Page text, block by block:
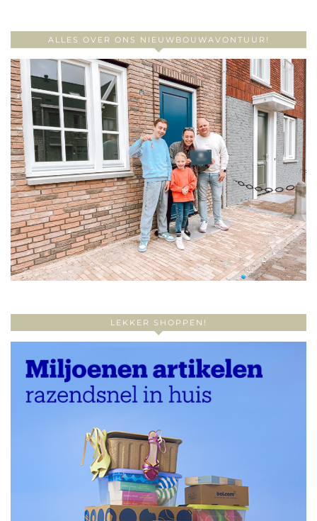
ALLES OVER ONS NIEUWBOUWAVONTUUR!
LEKKER SHOPPEN!